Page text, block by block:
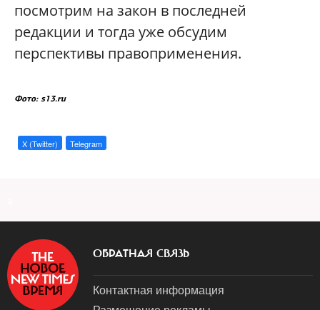
посмотрим на закон в последней
редакции и тогда уже обсудим
перспективы правоприменения.
Фото: s13.ru
X (Twitter) Telegram
ОБРАТНАЯ СВЯЗЬ
Контактная информация